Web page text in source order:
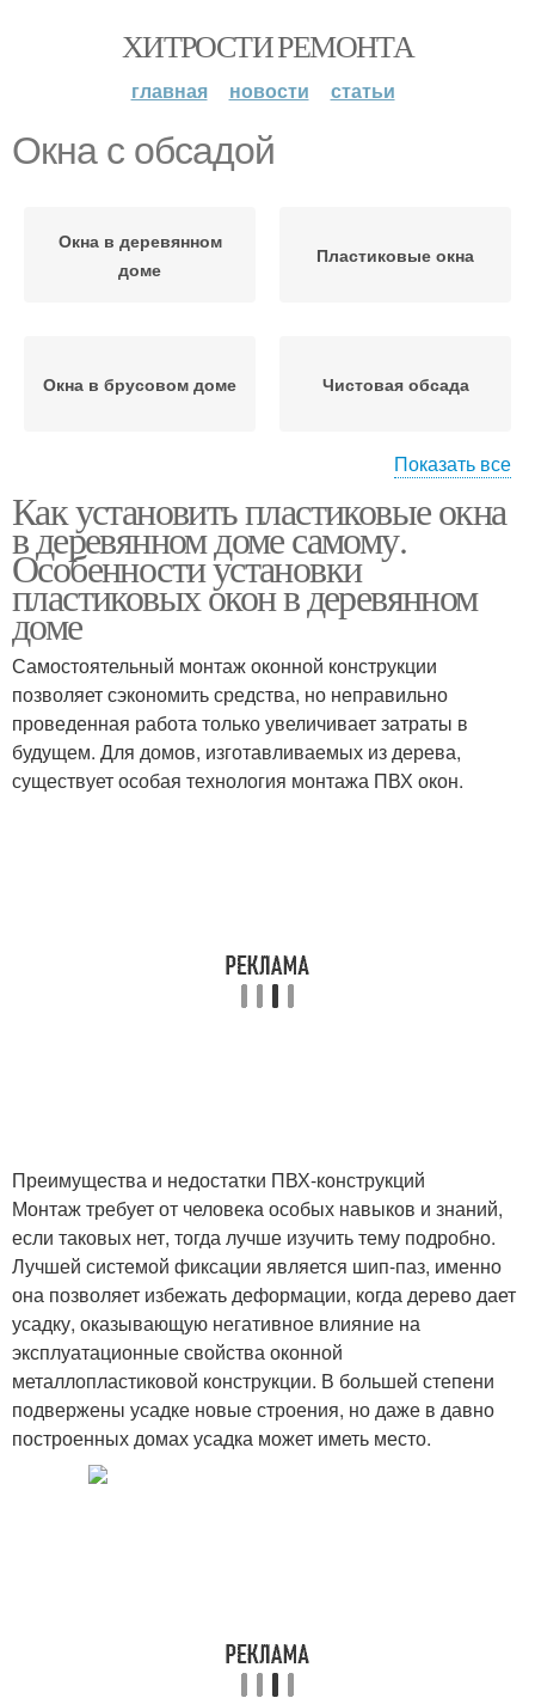
ХИТРОСТИ РЕМОНТА
главная новости статьи
Окна с обсадой
Окна в деревянном
доме
Пластиковые окна
Окна в брусовом доме Чистовая обсада
Окна в каркасном доме
Показать все
Как установить пластиковые окна
в деревянном доме самому.
Особенности установки
пластиковых окон в деревянном
доме
Самостоятельный монтаж оконной конструкции
позволяет сэкономить средства, но неправильно
проведенная работа только увеличивает затраты в
будущем. Для домов, изготавливаемых из дерева,
существует особая технология монтажа ПВХ окон.
Преимущества и недостатки ПВХ-конструкций
Монтаж требует от человека особых навыков и знаний,
если таковых нет, тогда лучше изучить тему подробно.
Лучшей системой фиксации является шип-паз, именно
она позволяет избежать деформации, когда дерево дает
усадку, оказывающую негативное влияние на
эксплуатационные свойства оконной
металлопластиковой конструкции. В большей степени
подвержены усадке новые строения, но даже в давно
построенных домах усадка может иметь место.